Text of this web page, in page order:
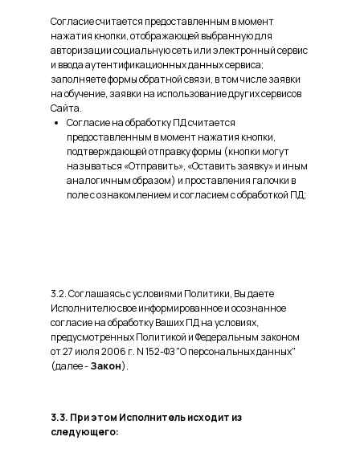
Согласие считается предоставленным в момент
нажатия кнопки, отображающей выбранную для
авторизации социальную сеть или электронный сервис
и ввода аутентификационных данных сервиса;
заполняете формы обратной связи, в том числе заявки
на обучение, заявки на использование других сервисов
Сайта.
Согласие на обработку ПД считается
предоставленным в момент нажатия кнопки,
подтверждающей отправку формы (кнопки могут
называться «Отправить», «Оставить заявку» и иным
аналогичным образом) и проставления галочки в
поле с ознакомлением и согласием с обработкой ПД;
3.2. Соглашаясь с условиями Политики, Вы даете
Исполнителю свое информированное и осознанное
согласие на обработку Ваших ПД на условиях,
предусмотренных Политикой и Федеральным законом
от 27 июля 2006 г. N 152-ФЗ "О персональных данных"
(далее -Закон).
3.3. При этом Исполнитель исходит из
следующего: